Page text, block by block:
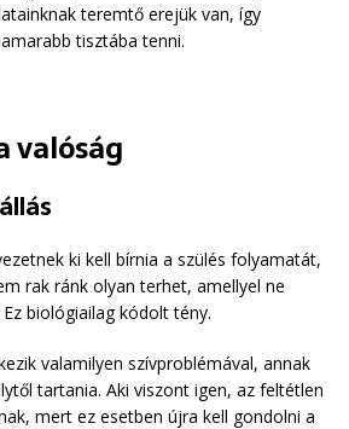
teremtő erejük van, így
tisztába tenni.
valóság
ki kell bírnia a szülés folyamatát,
rak ránk olyan terhet, amellyel ne
biológiailag kódolt tény.
valamilyen szívproblémával, annak
tartania. Aki viszont igen, az feltétlen
mert ez esetben újra kell gondolni a